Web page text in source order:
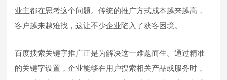
业主都在思考这个问题。传统的推广方式成本越来越高，
客户越来越难找，这让不少企业陷入了获客困境。
百度搜索关键字推广正是为解决这一难题而生。通过精准
的关键字设置，企业能够在用户搜索相关产品或服务时，